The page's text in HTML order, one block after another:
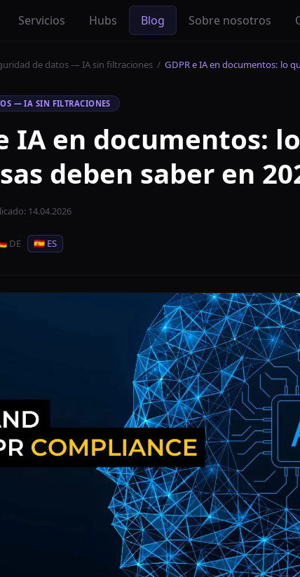
Servicios Hubs Blog Sobre nosotros
de datos — IA sin filtraciones / GDPR e IA en documentos: lo
— IA SIN FILTRACIONES
IA en documentos:
deben saber en
: 14.04.2026
DE 🇪🇸 ES